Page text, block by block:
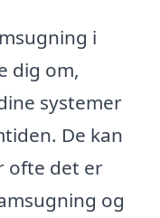
i
dig om,
systemer
De kan
ofte det er
og